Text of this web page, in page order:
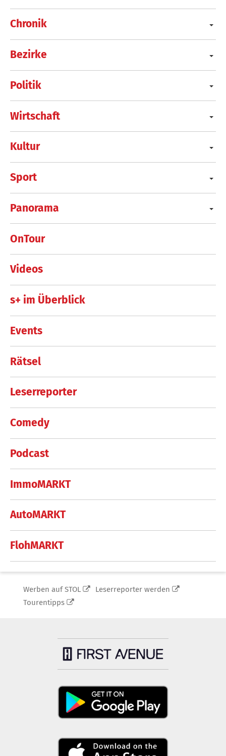
Chronik
Bezirke
Politik
Wirtschaft
Kultur
Sport
Panorama
OnTour
Videos
s+ im Überblick
Events
Rätsel
Leserreporter
Comedy
Podcast
ImmoMARKT
AutoMARKT
FlohMARKT
Werben auf STOL
Leserreporter werden
Tourentipps